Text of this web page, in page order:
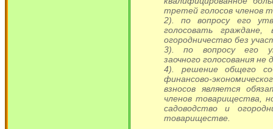
третей голосов членов
2). по вопросу его
голосовать граждане,
огородничество без
3). по вопросу его
заочного голосования не
4). решение общего
финансово-
взносов является
членов товарищества,
садоводство и
товариществе.